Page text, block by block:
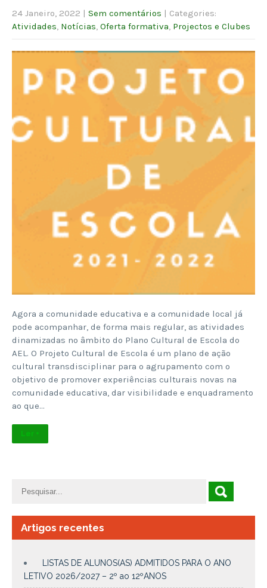
24 Janeiro, 2022 | Sem comentários | Categories:
Atividades Notícias Oferta formativa Projectos e Clubes
Agora a comunidade educativa e a comunidade local já
pode acompanhar, de forma mais regular, as atividades
dinamizadas no âmbito do Plano Cultural de Escola do
AEL. O Projeto Cultural de Escola é um plano de ação
cultural transdisciplinar para o agrupamento com o
objetivo de promover experiências culturais novas na
comunidade educativa, dar visibilidade e enquadramento
ao que…
Ler +
Artigos recentes
LISTAS DE ALUNOS(AS) ADMITIDOS PARA O ANO
LETIVO 2026/2027 – 2º ao 12ºANOS